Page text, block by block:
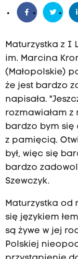
Maturzystka z I
im. Marcina
(Małopolskie)
że jest bardzo
napisała.
rozmawiałam z
bardzo bym się
z pamięcią.
był, więc się
bardzo
Szewczyk.
Maturzystka od
się językiem
są żywe w jej
Polskiej